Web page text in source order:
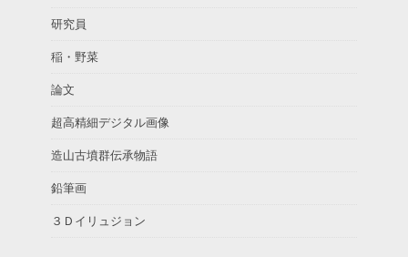
研究員
稲・野菜
論文
超高精細デジタル画像
造山古墳群伝承物語
鉛筆画
３Ｄイリュジョン